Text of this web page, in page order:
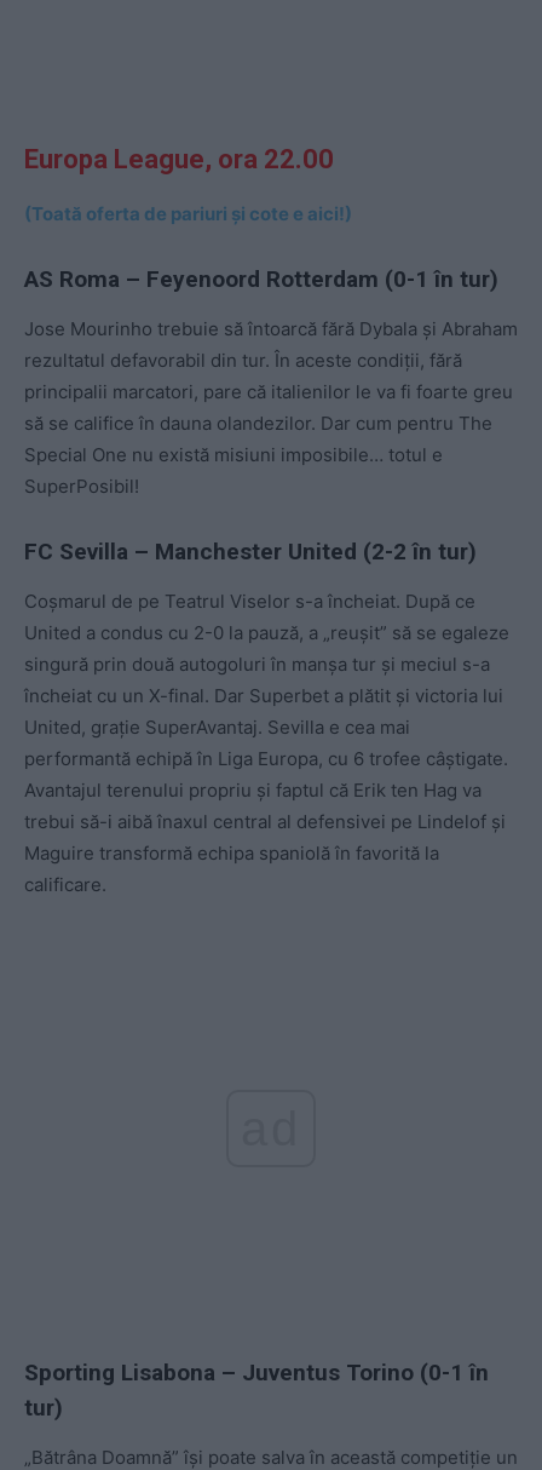
Europa League, ora 22.00
(Toată oferta de pariuri și cote e aici!)
AS Roma – Feyenoord Rotterdam (0-1 în tur)
Jose Mourinho trebuie să întoarcă fără Dybala și Abraham
rezultatul defavorabil din tur. În aceste condiții, fără
principalii marcatori, pare că italienilor le va fi foarte greu
să se califice în dauna olandezilor. Dar cum pentru The
Special One nu există misiuni imposibile… totul e
SuperPosibil!
FC Sevilla – Manchester United (2-2 în tur)
Coșmarul de pe Teatrul Viselor s-a încheiat. După ce
United a condus cu 2-0 la pauză, a „reușit” să se egaleze
singură prin două autogoluri în manșa tur și meciul s-a
încheiat cu un X-final. Dar Superbet a plătit și victoria lui
United, grație SuperAvantaj. Sevilla e cea mai
performantă echipă în Liga Europa, cu 6 trofee câștigate.
Avantajul terenului propriu și faptul că Erik ten Hag va
trebui să-i aibă înaxul central al defensivei pe Lindelof și
Maguire transformă echipa spaniolă în favorită la
calificare.
Sporting Lisabona – Juventus Torino (0-1 în
tur)
„Bătrâna Doamnă” își poate salva în această competiție un